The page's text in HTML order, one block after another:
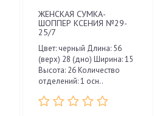
ЖЕНСКАЯ СУМКА-
ШОППЕР КСЕНИЯ №29-
25/7
Цвет: черный Длина: 56
(верх) 28 (дно) Ширина: 15
Высота: 26 Количество
отделений: 1 осн..